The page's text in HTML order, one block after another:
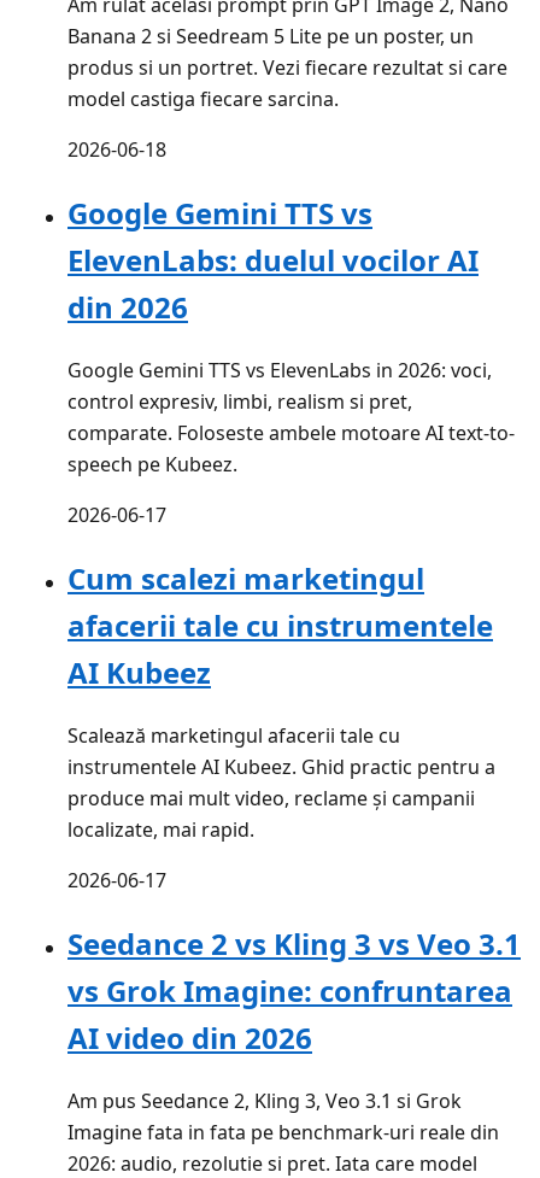
Banana 2 si Seedream 5 Lite pe un poster, un
produs si un portret. Vezi fiecare rezultat si care
model castiga fiecare sarcina.
2026-06-18
Google Gemini TTS vs
ElevenLabs: duelul vocilor AI
din 2026
Google Gemini TTS vs ElevenLabs in 2026: voci,
control expresiv, limbi, realism si pret,
comparate. Foloseste ambele motoare AI text-to-
speech pe Kubeez.
2026-06-17
Cum scalezi marketingul
afacerii tale cu instrumentele
AI Kubeez
Scalează marketingul afacerii tale cu
instrumentele AI Kubeez. Ghid practic pentru a
produce mai mult video, reclame și campanii
localizate, mai rapid.
2026-06-17
Seedance 2 vs Kling 3 vs Veo 3.1
vs Grok Imagine: confruntarea
AI video din 2026
Am pus Seedance 2, Kling 3, Veo 3.1 si Grok
Imagine fata in fata pe benchmark-uri reale din
2026: audio, rezolutie si pret. Iata care model